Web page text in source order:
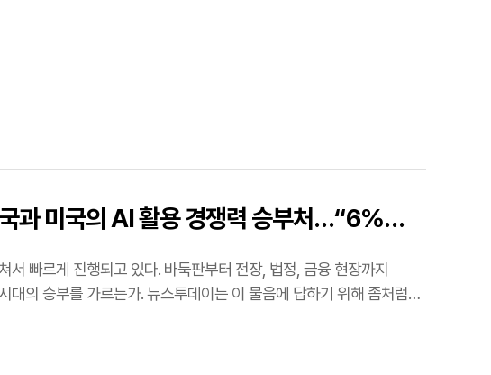
과 미국의 AI 활용 경쟁력 승부처…“6%
빠르게 진행되고 있다. 바둑판부터 전장, 법정, 금융 현장까지
의 승부를 가르는가. 뉴스투데이는 이 물음에 답하기 위해 좀처럼